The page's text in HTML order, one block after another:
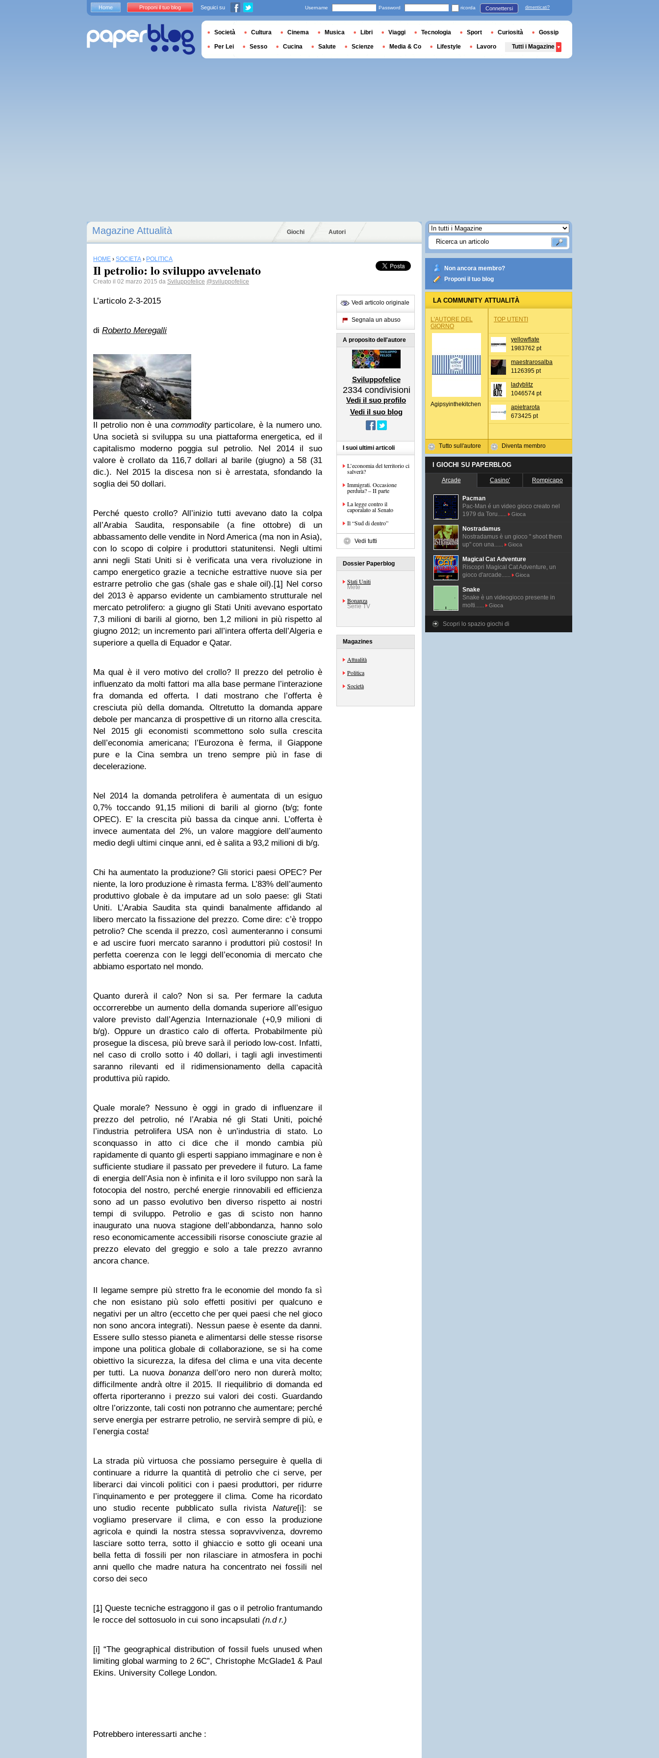
Magazine Attualità Giochi Autori
HOME › SOCIETÀ › POLITICA
Il petrolio: lo sviluppo avvelenato
Creato il 02 marzo 2015 da Sviluppofelice @sviluppofelice
L’articolo 2-3-2015
di Roberto Meregalli
Il petrolio non è una commodityparticolare, è la numero uno.
Una società si sviluppa su una piattaforma energetica, ed il
capitalismo moderno poggia sul petrolio. Nel 2014 il suo
valore è crollato da 116,7 dollari al barile (giugno) a 58 (31
dic.). Nel 2015 la discesa non si è arrestata, sfondando la
soglia dei 50 dollari.
Perché questo crollo? All’inizio tutti avevano dato la colpa
all’Arabia Saudita, responsabile (a fine ottobre) di un
abbassamento delle vendite in Nord America (ma non in Asia),
con lo scopo di colpire i produttori statunitensi. Negli ultimi
anni negli Stati Uniti si è verificata una vera rivoluzione in
campo energetico grazie a tecniche estrattive nuove sia per
estrarre petrolio che gas (shale gas e shale oil).[1] Nel corso
del 2013 è apparso evidente un cambiamento strutturale nel
mercato petrolifero: a giugno gli Stati Uniti avevano esportato
7,3 milioni di barili al giorno, ben 1,2 milioni in più rispetto al
giugno 2012; un incremento pari all’intera offerta dell’Algeria e
superiore a quella di Equador e Qatar.
Ma qual è il vero motivo del crollo? Il prezzo del petrolio è
influenzato da molti fattori ma alla base permane l’interazione
fra domanda ed offerta. I dati mostrano che l’offerta è
cresciuta più della domanda. Oltretutto la domanda appare
debole per mancanza di prospettive di un ritorno alla crescita.
Nel 2015 gli economisti scommettono solo sulla crescita
dell’economia americana; l’Eurozona è ferma, il Giappone
pure e la Cina sembra un treno sempre più in fase di
decelerazione.
Nel 2014 la domanda petrolifera è aumentata di un esiguo
0,7% toccando 91,15 milioni di barili al giorno (b/g; fonte
OPEC). E’ la crescita più bassa da cinque anni. L’offerta è
invece aumentata del 2%, un valore maggiore dell’aumento
medio degli ultimi cinque anni, ed è salita a 93,2 milioni di b/g.
Chi ha aumentato la produzione? Gli storici paesi OPEC? Per
niente, la loro produzione è rimasta ferma. L’83% dell’aumento
produttivo globale è da imputare ad un solo paese: gli Stati
Uniti. L’Arabia Saudita sta quindi banalmente affidando al
libero mercato la fissazione del prezzo. Come dire: c’è troppo
petrolio? Che scenda il prezzo, così aumenteranno i consumi
e ad uscire fuori mercato saranno i produttori più costosi! In
perfetta coerenza con le leggi dell’economia di mercato che
abbiamo esportato nel mondo.
Quanto durerà il calo? Non si sa. Per fermare la caduta
occorrerebbe un aumento della domanda superiore all’esiguo
valore previsto dall’Agenzia Internazionale (+0,9 milioni di
b/g). Oppure un drastico calo di offerta. Probabilmente più
prosegue la discesa, più breve sarà il periodo low-cost. Infatti,
nel caso di crollo sotto i 40 dollari, i tagli agli investimenti
saranno rilevanti ed il ridimensionamento della capacità
produttiva più rapido.
Quale morale? Nessuno è oggi in grado di influenzare il
prezzo del petrolio, né l’Arabia né gli Stati Uniti, poiché
l’industria petrolifera USA non è un’industria di stato. Lo
sconquasso in atto ci dice che il mondo cambia più
rapidamente di quanto gli esperti sappiano immaginare e non è
sufficiente studiare il passato per prevedere il futuro. La fame
di energia dell’Asia non è infinita e il loro sviluppo non sarà la
fotocopia del nostro, perché energie rinnovabili ed efficienza
sono ad un passo evolutivo ben diverso rispetto ai nostri
tempi di sviluppo. Petrolio e gas di scisto non hanno
inaugurato una nuova stagione dell’abbondanza, hanno solo
reso economicamente accessibili risorse conosciute grazie al
prezzo elevato del greggio e solo a tale prezzo avranno
ancora chance.
Il legame sempre più stretto fra le economie del mondo fa sì
che non esistano più solo effetti positivi per qualcuno e
negativi per un altro (eccetto che per quei paesi che nel gioco
non sono ancora integrati). Nessun paese è esente da danni.
Essere sullo stesso pianeta e alimentarsi delle stesse risorse
impone una politica globale di collaborazione, se si ha come
obiettivo la sicurezza, la difesa del clima e una vita decente
per tutti. La nuova bonanzadell’oro nero non durerà molto;
difficilmente andrà oltre il 2015. Il riequilibrio di domanda ed
offerta riporteranno i prezzo sui valori dei costi. Guardando
oltre l’orizzonte, tali costi non potranno che aumentare; perché
serve energia per estrarre petrolio, ne servirà sempre di più, e
l’energia costa!
La strada più virtuosa che possiamo perseguire è quella di
continuare a ridurre la quantità di petrolio che ci serve, per
liberarci dai vincoli politici con i paesi produttori, per ridurre
l’inquinamento e per proteggere il clima. Come ha ricordato
uno studio recente pubblicato sulla rivistaNature[i]: se
vogliamo preservare il clima, e con esso la produzione
agricola e quindi la nostra stessa sopravvivenza, dovremo
lasciare sotto terra, sotto il ghiaccio e sotto gli oceani una
bella fetta di fossili per non rilasciare in atmosfera in pochi
anni quello che madre natura ha concentrato nei fossili nel
corso dei seco
[1] Queste tecniche estraggono il gas o il petrolio frantumando
le rocce del sottosuolo in cui sono incapsulati (n.d r.)
[i] “The geographical distribution of fossil fuels unused when
limiting global warming to 2 6C”, Christophe McGlade1 & Paul
Ekins. University College London.
Potrebbero interessarti anche :
Vedi articolo originale
Segnala un abuso
A proposito dell'autore
Sviluppofelice
2334 condivisioni
Vedi il suo profilo
Vedi il suo blog
I suoi ultimi articoli
L’economia del territorio ci
salverà?
Immigrati. Occasione
perduta? – II parte
La legge contro il
caporalato al Senato
Il “Sud di dentro”
Vedi tutti
Dossier Paperblog
Stati Uniti
Mete
Bonanza
Serie TV
Magazines
Attualità
Politica
Società
Non ancora membro?
Proponi il tuo blog
LA COMMUNITY ATTUALITÀ
L'AUTORE DEL
GIORNO
Agipsyinthekitchen
Tutto sull'autore
TOP UTENTI
yellowflate
1983762 pt
maestrarosalba
1126395 pt
ladyblitz
1046574 pt
apietrarota
673425 pt
Diventa membro
I GIOCHI SU PAPERBLOG
Arcade Casino' Rompicapo
Pacman
Pac-Man é un video gioco creato nel
1979 da Toru......
Gioca
Nostradamus
Nostradamus è un gioco " shoot them
up" con una......
Gioca
Magical Cat Adventure
Riscopri Magical Cat Adventure, un
gioco d'arcade......
Gioca
Snake
Snake è un videogioco presente in
molti......
Gioca
Scopri lo spazio giochi di
Home Proponi il tuo blog Seguici su Username Password ricorda Connettersi dimenticati?
Società Cultura Cinema Musica Libri Viaggi Tecnologia Sport Curiosità Gossip
Per Lei Sesso Cucina Salute Scienze Media & Co Lifestyle Lavoro Tutti i Magazine